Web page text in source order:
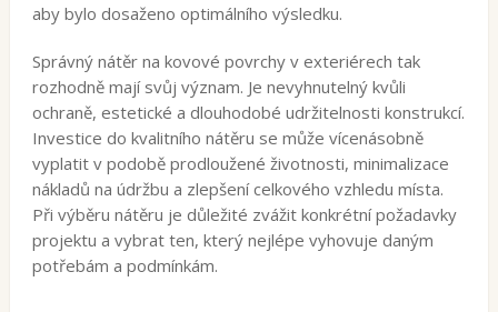
aby bylo dosaženo optimálního výsledku.
Správný nátěr na kovové povrchy v exteriérech tak
rozhodně mají svůj význam. Je nevyhnutelný kvůli
ochraně, estetické a dlouhodobé udržitelnosti konstrukcí.
Investice do kvalitního nátěru se může vícenásobně
vyplatit v podobě prodloužené životnosti, minimalizace
nákladů na údržbu a zlepšení celkového vzhledu místa.
Při výběru nátěru je důležité zvážit konkrétní požadavky
projektu a vybrat ten, který nejlépe vyhovuje daným
potřebám a podmínkám.